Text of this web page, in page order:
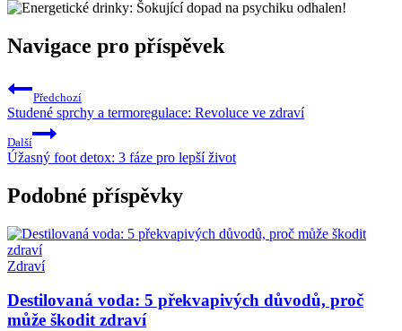
Navigace pro příspěvek
Předchozí
Studené sprchy a termoregulace: Revoluce ve zdraví
Další
Úžasný foot detox: 3 fáze pro lepší život
Podobné příspěvky
Zdraví
Destilovaná voda: 5 překvapivých důvodů, proč
může škodit zdraví